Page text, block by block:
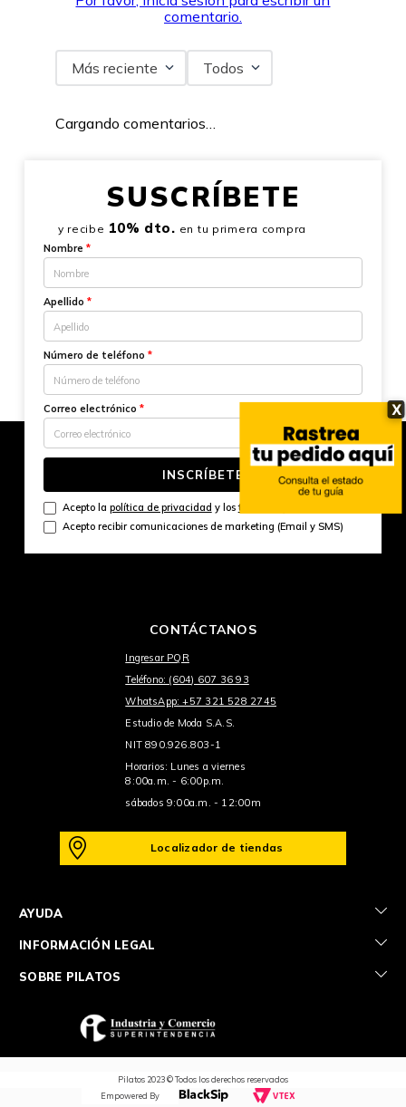
X
comentario.
Más reciente Todos
Cargando comentarios…
SUSCRÍBETE
y recibe 10% dto. en tu primera compra
Nombre *
Apellido *
Número de teléfono *
Correo electrónico *
INSCRÍBETE
Acepto la política de privacidad y lostérminos y condiciones
Acepto recibir comunicaciones de marketing (Email y SMS)
CONTÁCTANOS
Ingresar PQR
Teléfono: (604) 607 36 93
WhatsApp: +57 321 528 2745
Estudio de Moda S.A.S.
NIT 890.926.803-1
Horarios: Lunes a viernes
8:00a.m. - 6:00p.m.
sábados 9:00a.m. - 12:00m
Localizador de tiendas
AYUDA +
INFORMACIÓN LEGAL +
SOBRE PILATOS +
Pilatos 2023 © Todos los derechos reservados
Empowered By